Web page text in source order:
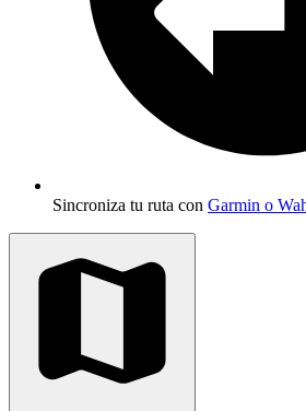
Sincroniza tu ruta con Garmin o